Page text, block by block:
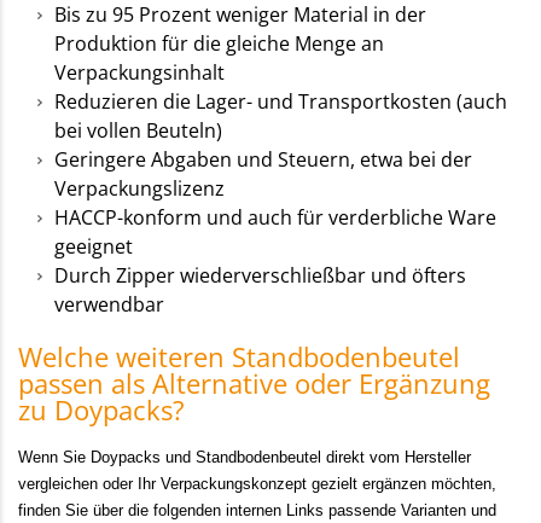
Bis zu 95 Prozent weniger Material in der
Produktion für die gleiche Menge an
Verpackungsinhalt
Reduzieren die Lager- und Transportkosten (auch
bei vollen Beuteln)
Geringere Abgaben und Steuern, etwa bei der
Verpackungslizenz
HACCP-konform und auch für verderbliche Ware
geeignet
Durch Zipper wiederverschließbar und öfters
verwendbar
Welche weiteren Standbodenbeutel
passen als Alternative oder Ergänzung
zu Doypacks?
Wenn Sie Doypacks und Standbodenbeutel direkt vom Hersteller
vergleichen oder Ihr Verpackungskonzept gezielt ergänzen möchten,
finden Sie über die folgenden internen Links passende Varianten und